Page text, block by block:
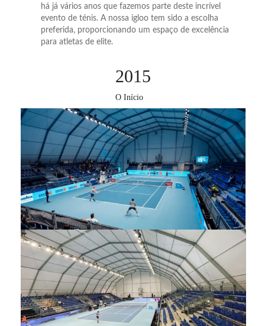
há já vários anos que fazemos parte deste incrível
evento de ténis. A nossa igloo tem sido a escolha
preferida, proporcionando um espaço de excelência
para atletas de elite.
2015
O Início